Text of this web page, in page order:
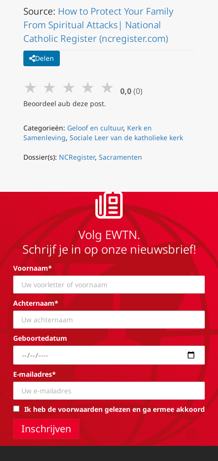
Source: How to Protect Your Family
From Spiritual Attacks| National
Catholic Register (ncregister.com)
Delen
★ ★ ★ ★ ★ 0,0 (0)
Beoordeel aub deze post.
Categorieën: Geloof en cultuur, Kerk en
Samenleving, Sociale Leer van de katholieke kerk
Dossier(s): NCRegister, Sacramenten
Volg EWTN.
Schrijf je in op onze nieuwsbrief!
Voornaam*
Achternaam*
Geboortedatum
E-mailadres*
Ik heb de voorwaarden gelezen en ga ermee akkoord